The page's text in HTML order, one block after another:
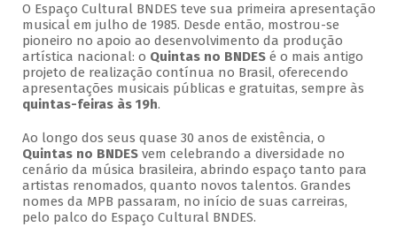
O Espaço Cultural BNDES teve sua primeira apresentação
musical em julho de 1985. Desde então, mostrou-se
pioneiro no apoio ao desenvolvimento da produção
artística nacional: o Quintas no BNDESé o mais antigo
projeto de realização contínua no Brasil, oferecendo
apresentações musicais públicas e gratuitas, sempre às
quintas-feiras às 19h.
Ao longo dos seus quase 30 anos de existência, o
Quintas no BNDESvem celebrando a diversidade no
cenário da música brasileira, abrindo espaço tanto para
artistas renomados, quanto novos talentos. Grandes
nomes da MPB passaram, no início de suas carreiras,
pelo palco do Espaço Cultural BNDES.